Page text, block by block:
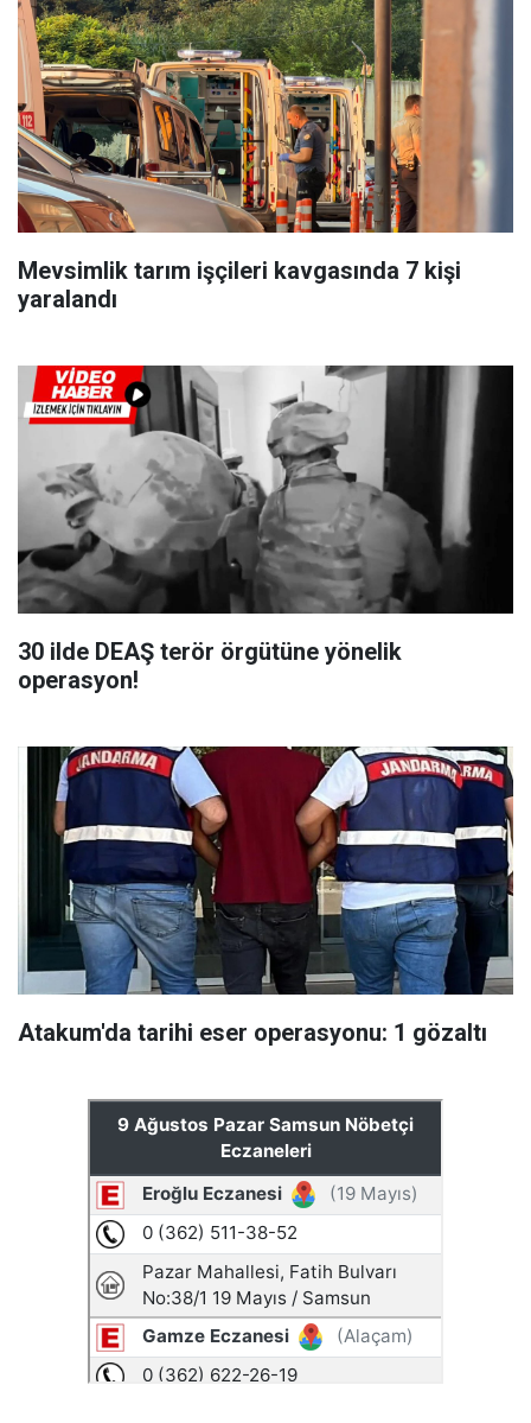
Mevsimlik tarım işçileri kavgasında 7 kişi
yaralandı
30 ilde DEAŞ terör örgütüne yönelik
operasyon!
Atakum'da tarihi eser operasyonu: 1 gözaltı